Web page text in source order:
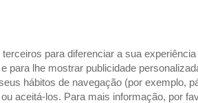
como, por exemplo,
no Site, ou mostrar-lhe
abaixo.
a sua desativação
poderá realizar determinadas
para diferenciar a sua experiência
para lhe mostrar publicidade
hábitos de navegação (por exemplo,
aceitá-los. Para mais informação, por